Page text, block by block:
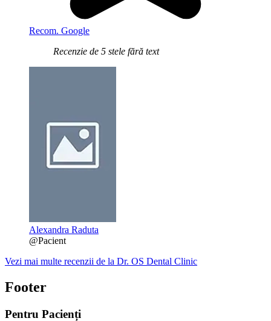
Recom. Google
Recenzie de 5 stele fără text
Alexandra Raduta
@Pacient
Vezi mai multe recenzii de la Dr. OS Dental Clinic
Footer
Pentru Pacienți